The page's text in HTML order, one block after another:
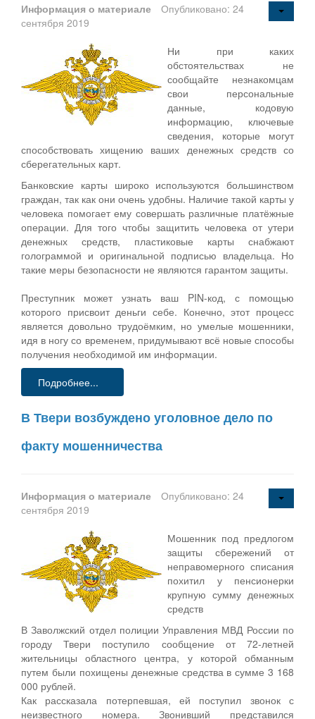
Информация о материале
Опубликовано: 24
сентября 2019
Ни при каких
обстоятельствах не
сообщайте незнакомцам
свои персональные
данные, кодовую
информацию, ключевые
сведения, которые могут
способствовать хищению ваших денежных средств со
сберегательных карт.
Банковские карты широко используются большинством
граждан, так как они очень удобны. Наличие такой карты у
человека помогает ему совершать различные платёжные
операции. Для того чтобы защитить человека от утери
денежных средств, пластиковые карты снабжают
голограммой и оригинальной подписью владельца. Но
такие меры безопасности не являются гарантом защиты.
Преступник может узнать ваш PIN-код, с помощью
которого присвоит деньги себе. Конечно, этот процесс
является довольно трудоёмким, но умелые мошенники,
идя в ногу со временем, придумывают всё новые способы
получения необходимой им информации.
Подробнее...
В Твери возбуждено уголовное дело по
факту мошенничества
Информация о материале
Опубликовано: 24
сентября 2019
Мошенник под предлогом
защиты сбережений от
неправомерного списания
похитил у пенсионерки
крупную сумму денежных
средств
В Заволжский отдел полиции Управления МВД России по
городу Твери поступило сообщение от 72-летней
жительницы областного центра, у которой обманным
путем были похищены денежные средства в сумме 3 168
000 рублей.
Как рассказала потерпевшая, ей поступил звонок с
неизвестного номера. Звонивший представился